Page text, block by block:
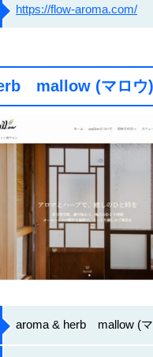
https://flow-aroma.com/
mallow (マロウ)
aroma & herb mallow (